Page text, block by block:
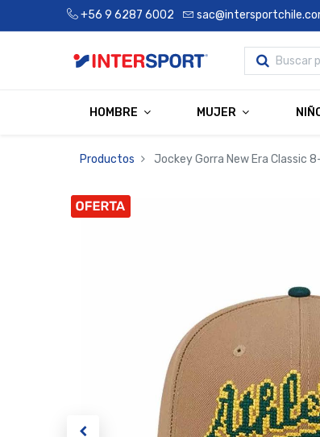
+56 9 6287 6002
HOMBRE MUJER
Productos Jockey Gorra New Era Classic